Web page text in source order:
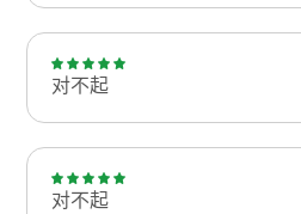
对不起
对不起